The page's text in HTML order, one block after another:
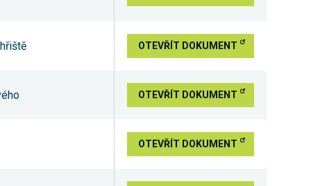
OTEVŘÍT DOKUMENT
OTEVŘÍT DOKUMENT
OTEVŘÍT DOKUMENT